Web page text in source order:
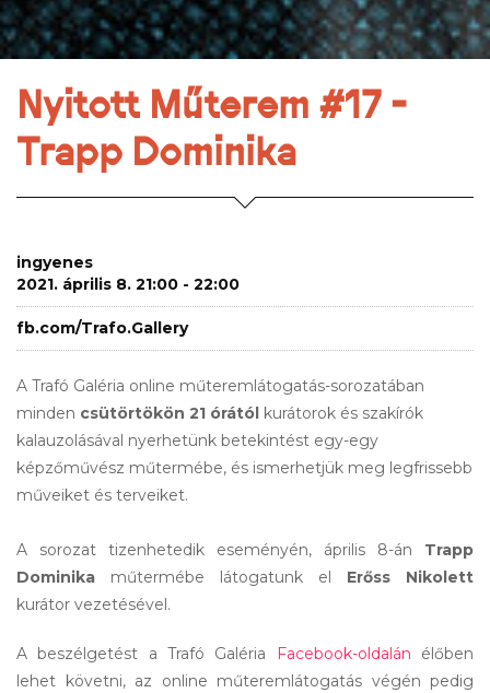
Nyitott Műterem #17 -
Trapp Dominika
ingyenes
2021. április 8. 21:00 - 22:00
fb.com/Trafo.Gallery
A Trafó Galéria online műteremlátogatás-sorozatában
minden csütörtökön 21 órától kurátorok és szakírók
kalauzolásával nyerhetünk betekintést egy-egy
képzőművész műtermébe, és ismerhetjük meg legfrissebb
műveiket és terveiket.
A sorozat tizenhetedik eseményén, április 8-án Trapp
Dominika műtermébe látogatunk el Erőss Nikolett
kurátor vezetésével.
A beszélgetést a Trafó Galéria Facebook-oldalán élőben
lehet követni, az online műteremlátogatás végén pedig